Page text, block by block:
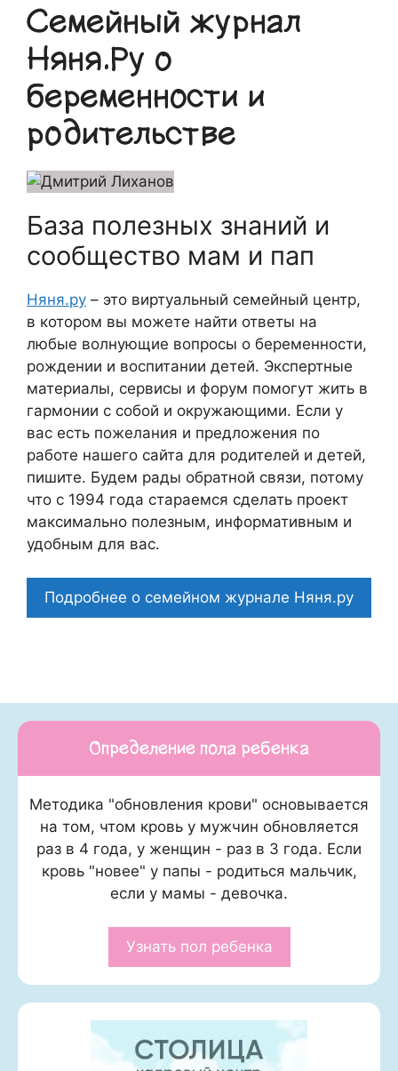
Семейный журнал
Няня.Ру о
беременности и
родительстве
База полезных знаний и
сообщество мам и пап
Няня.ру – это виртуальный семейный центр,
в котором вы можете найти ответы на
любые волнующие вопросы о беременности,
рождении и воспитании детей. Экспертные
материалы, сервисы и форум помогут жить в
гармонии с собой и окружающими. Если у
вас есть пожелания и предложения по
работе нашего сайта для родителей и детей,
пишите. Будем рады обратной связи, потому
что c 1994 года стараемся сделать проект
максимально полезным, информативным и
удобным для вас.
Подробнее о семейном журнале Няня.ру
Определение пола ребенка
Методика "обновления крови" основывается
на том, чтом кровь у мужчин обновляется
раз в 4 года, у женщин - раз в 3 года. Если
кровь "новее" у папы - родиться мальчик,
если у мамы - девочка.
Узнать пол ребенка